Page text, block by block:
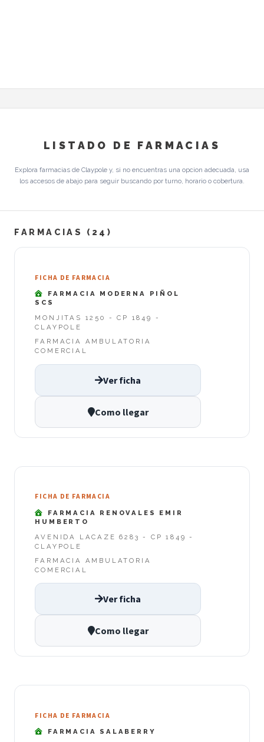
LISTADO DE FARMACIAS
Explora farmacias de Claypole y, si no encuentras una opcion adecuada, usa
los accesos de abajo para seguir buscando por turno, horario o cobertura.
FARMACIAS (24)
FICHA DE FARMACIA
FARMACIA MODERNA PIÑOL
SCS
MONJITAS 1250 - CP 1849 -
CLAYPOLE
FARMACIA AMBULATORIA
COMERCIAL
Ver ficha
Como llegar
FICHA DE FARMACIA
FARMACIA RENOVALES EMIR
HUMBERTO
AVENIDA LACAZE 6283 - CP 1849 -
CLAYPOLE
FARMACIA AMBULATORIA
COMERCIAL
Ver ficha
Como llegar
FICHA DE FARMACIA
FARMACIA SALABERRY